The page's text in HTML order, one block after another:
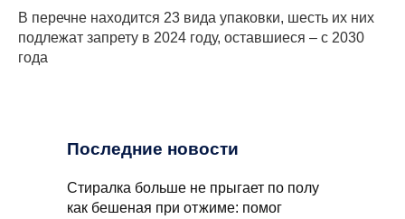
В перечне находится 23 вида упаковки, шесть их них
подлежат запрету в 2024 году, оставшиеся – с 2030
года
Последние новости
Стиралка больше не прыгает по полу
как бешеная при отжиме: помог